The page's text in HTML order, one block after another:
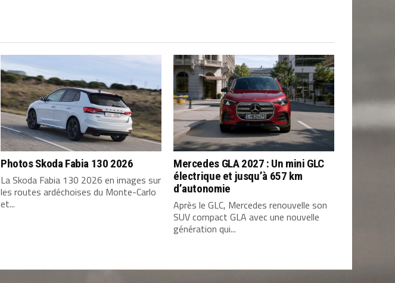
Photos Skoda Fabia 130 2026
La Skoda Fabia 130 2026 en images sur
les routes ardéchoises du Monte-Carlo
et...
Mercedes GLA 2027 : Un mini GLC
électrique et jusqu’à 657 km
d’autonomie
Après le GLC, Mercedes renouvelle son
SUV compact GLA avec une nouvelle
génération qui...